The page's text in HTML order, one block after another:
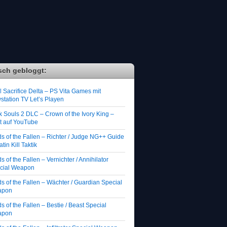
gebloggt:
Sacrifice Delta – PS Vita Games mit
TV Let’s Playen
Souls 2 DLC – Crown of the Ivory King –
auf YouTube
of the Fallen – Richter / Judge NG++ Guide
Kill Taktik
of the Fallen – Vernichter / Annihilator
Weapon
of the Fallen – Wächter / Guardian Special
of the Fallen – Bestie / Beast Special